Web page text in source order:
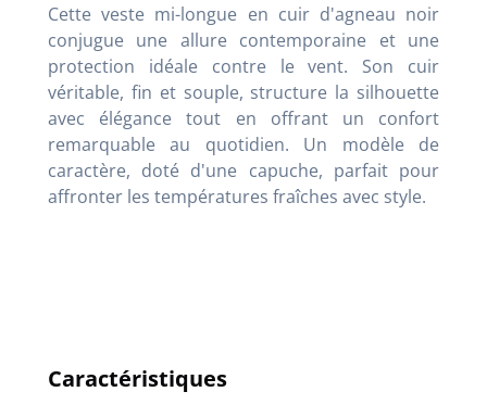
Cette veste mi-longue en cuir d'agneau noir
conjugue une allure contemporaine et une
protection idéale contre le vent. Son cuir
véritable, fin et souple, structure la silhouette
avec élégance tout en offrant un confort
remarquable au quotidien. Un modèle de
caractère, doté d'une capuche, parfait pour
affronter les températures fraîches avec style.
Caractéristiques